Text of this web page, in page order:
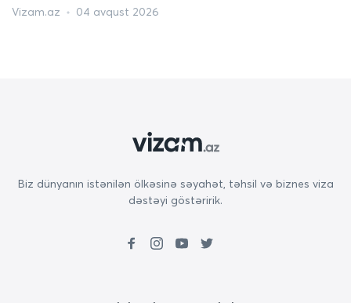
Vizam.az 04 avqust 2026
Biz dünyanın istənilən ölkəsinə səyahət, təhsil və biznes viza
dəstəyi göstəririk.